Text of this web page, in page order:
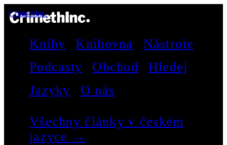
CrimethInc.
Knihy Knihovna
Nástroje
Podcasty
Obchod
Hledej
Jazyky
O nás
Všechny články v českém
jazyce →